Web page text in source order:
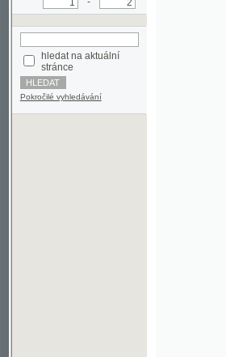
stránce
Pokročilé vyhledávání